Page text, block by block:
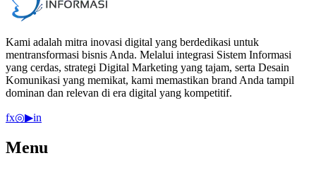
Kami adalah mitra inovasi digital yang berdedikasi untuk
mentransformasi bisnis Anda. Melalui integrasi Sistem Informasi
yang cerdas, strategi Digital Marketing yang tajam, serta Desain
Komunikasi yang memikat, kami memastikan brand Anda tampil
dominan dan relevan di era digital yang kompetitif.
fx◎▶in
Menu